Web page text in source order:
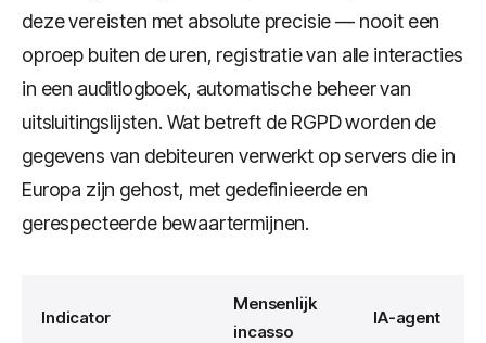
deze vereisten met absolute precisie — nooit een
oproep buiten de uren, registratie van alle interacties
in een auditlogboek, automatische beheer van
uitsluitingslijsten. Wat betreft de RGPD worden de
gegevens van debiteuren verwerkt op servers die in
Europa zijn gehost, met gedefinieerde en
gerespecteerde bewaartermijnen.
Indicator
Mensenlijk
incasso
IA-agent